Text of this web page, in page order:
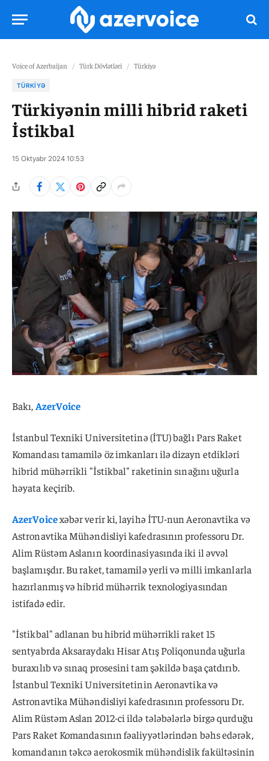
Voice of Azerbaijan / Türk Dövlətləri / Türkiyə
TÜRKIYƏ
Türkiyənin milli hibrid raketi
İstikbal
15 Oktyabr 2024 10:53
Bakı,AzerVoice
İstanbul Texniki Universitetinə (İTU) bağlı Pars Raket
Komandası tamamilə öz imkanları ilə dizayn etdikləri
hibrid mühərrikli "İstikbal" raketinin sınağını uğurla
həyata keçirib.
AzerVoicexəbər verir ki, layihə İTU-nun Aeronavtika və
Astronavtika Mühəndisliyi kafedrasının professoru Dr.
Alim Rüstəm Aslanın koordinasiyasında iki il əvvəl
başlamışdır. Bu raket, tamamilə yerli və milli imkanlarla
hazırlanmış və hibrid mühərrik texnologiyasından
istifadə edir.
"İstikbal" adlanan bu hibrid mühərrikli raket 15
sentyabrda Aksaraydakı Hisar Atış Poliqonunda uğurla
buraxılıb və sınaq prosesini tam şəkildə başa çatdırıb.
İstanbul Texniki Universitetinin Aeronavtika və
Astronavtika Mühəndisliyi kafedrasının professoru Dr.
Alim Rüstəm Aslan 2012-ci ildə tələbələrlə birgə qurduğu
Pars Raket Komandasının fəaliyyətlərindən bəhs edərək,
komandanın təkcə aerokosmik mühəndislik fakültəsinin